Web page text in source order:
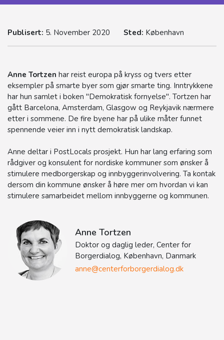
Publisert: 5. November 2020 Sted: København
Anne Tortzen har reist europa på kryss og tvers etter
eksempler på smarte byer som gjør smarte ting. Inntrykkene
har hun samlet i boken "Demokratisk fornyelse". Tortzen har
gått Barcelona, Amsterdam, Glasgow og Reykjavik nærmere
etter i sommene. De fire byene har på ulike måter funnet
spennende veier inn i nytt demokratisk landskap.
Anne deltar i PostLocals prosjekt. Hun har lang erfaring som
rådgiver og konsulent for nordiske kommuner som ønsker å
stimulere medborgerskap og innbyggerinvolvering. Ta kontak
dersom din kommune ønsker å høre mer om hvordan vi kan
stimulere samarbeidet mellom innbyggerne og kommunen.
Anne Tortzen
Doktor og daglig leder, Center for
Borgerdialog, København, Danmark
anne@centerforborgerdialog.dk